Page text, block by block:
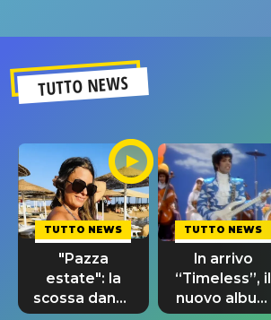
TUTTO NEWS
TUTTO NEWS
"Pazza
estate": la
scossa dance
TUTTO NEWS
In arrivo
“Timeless”, il
nuovo album